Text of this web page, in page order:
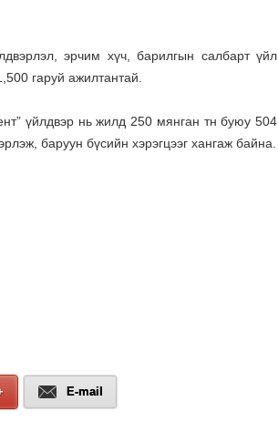
эрчим хүч, барилгын салбарт үйл
гаруй ажилтантай.
үйлдвэр нь жилд 250 мянган тн буюу 504
баруун бүсийн хэрэгцээг хангаж байна.
E-mail